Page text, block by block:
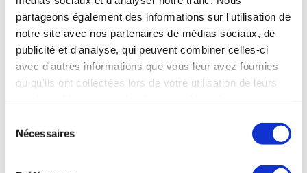
partageons également des informations sur l'utilisation de
notre site avec nos partenaires de médias sociaux, de
publicité et d'analyse, qui peuvent combiner celles-ci
avec d'autres informations que vous leur avez fournies
ou qu'ils ont collectées lors de votre utilisation de leurs
Nécessaires